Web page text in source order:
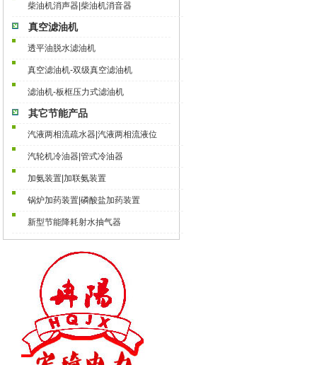
柴油机消声器|柴油机消音器
真空滤油机
透平油脱水滤油机
真空滤油机-双级真空滤油机
滤油机-板框压力式滤油机
其它节能产品
汽液两相流疏水器|汽液两相流液位
汽轮机冷油器|管式冷油器
加氨装置|加联氨装置
锅炉加药装置|磷酸盐加药装置
新型节能降耗射水抽气器